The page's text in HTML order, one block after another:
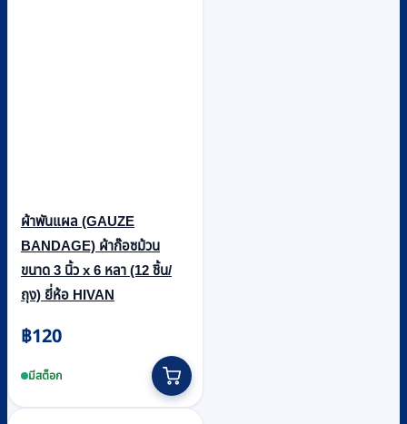
ผ้าพันแผล (GAUZE
BANDAGE) ผ้าก๊อซม้วน
ขนาด 3 นิ้ว x 6 หลา (12 ชิ้น/
ถุง) ยี่ห้อ HIVAN
฿120
มีสต็อก